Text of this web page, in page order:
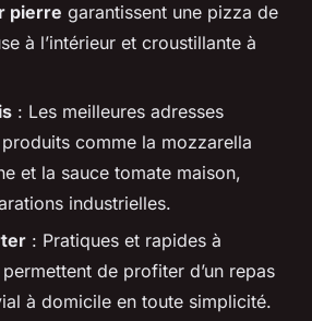
pierre garantissent une pizza de
à l’intérieur et croustillante à
: Les meilleures adresses
comme la mozzarella
et la sauce tomate maison,
industrielles.
: Pratiques et rapides à
de profiter d’un repas
à domicile en toute simplicité.